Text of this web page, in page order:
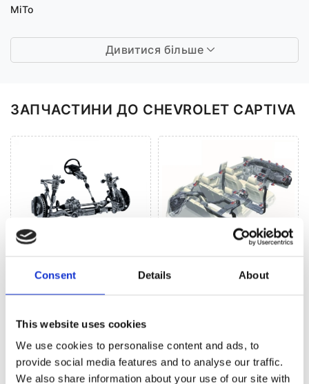
Consent Details About
This website uses cookies
We use cookies to personalise content and ads, to
provide social media features and to analyse our traffic.
We also share information about your use of our site with
MiTo
Дивитися більше
ЗАПЧАСТИНИ ДО CHEVROLET CAPTIVA
(64)
РУЛЬОВЕ УПРАВЛІННЯ ДЛЯ
CAPTIVA